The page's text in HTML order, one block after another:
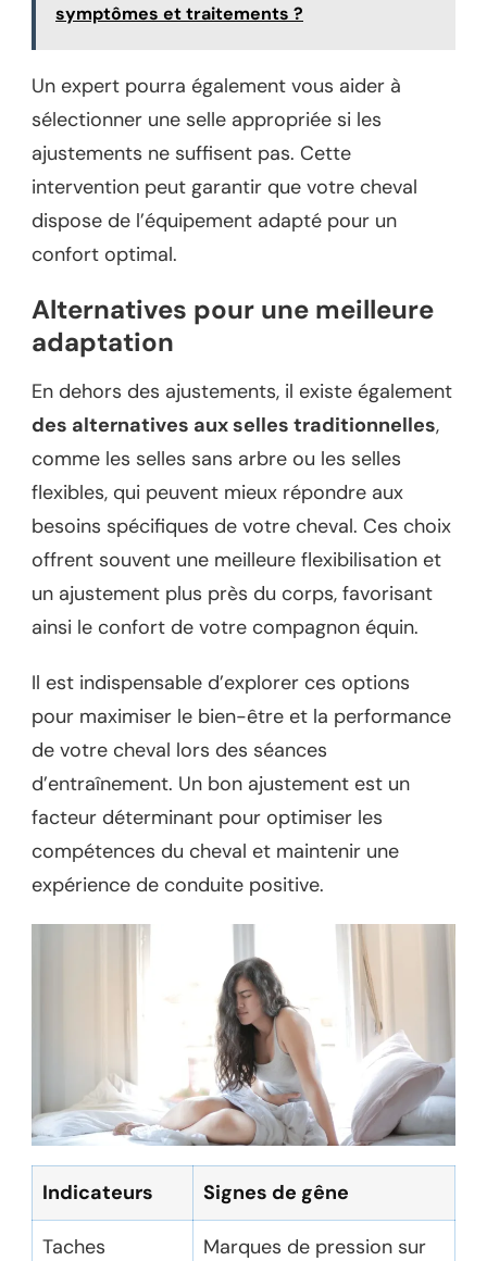
symptômes et traitements ?
Un expert pourra également vous aider à
sélectionner une selle appropriée si les
ajustements ne suffisent pas. Cette
intervention peut garantir que votre cheval
dispose de l’équipement adapté pour un
confort optimal.
Alternatives pour une meilleure
adaptation
En dehors des ajustements, il existe également
des alternatives aux selles traditionnelles,
comme les selles sans arbre ou les selles
flexibles, qui peuvent mieux répondre aux
besoins spécifiques de votre cheval. Ces choix
offrent souvent une meilleure flexibilisation et
un ajustement plus près du corps, favorisant
ainsi le confort de votre compagnon équin.
Il est indispensable d’explorer ces options
pour maximiser le bien-être et la performance
de votre cheval lors des séances
d’entraînement. Un bon ajustement est un
facteur déterminant pour optimiser les
compétences du cheval et maintenir une
expérience de conduite positive.
Indicateurs Signes de gêne
Taches
Marques de pression sur